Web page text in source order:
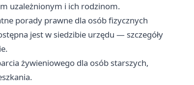
uzależnionym i ich rodzinom.
porady prawne dla osób fizycznych
jest w siedzibie urzędu — szczegóły
żywieniowego dla osób starszych,